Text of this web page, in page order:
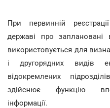
При первинній
державі про
використовується для
і другорядних видів
відокремлених
здійснює функцію
інформації.